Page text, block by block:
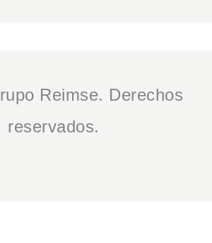
Reimse. Derechos
reservados.